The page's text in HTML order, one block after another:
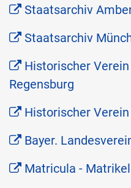
Staatsarchiv
Staatsarchiv
Historischer
Regensburg
Historischer
Bayer.
Matricula -